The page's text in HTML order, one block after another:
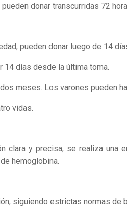
donar transcurridas 72
pueden donar luego de 14
días desde la última toma.
meses. Los varones pueden
vidas.
clara y precisa, se realiza
hemoglobina.
siguiendo estrictas normas de